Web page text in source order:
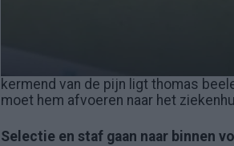
kermend van de pijn ligt thomas
moet hem afvoeren naar het
Selectie en staf gaan naar binnen